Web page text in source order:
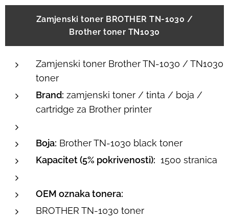
Zamjenski toner BROTHER TN-1030 /
Brother toner TN1030
Zamjenski toner Brother TN-1030 / TN1030
toner
Brand: zamjenski toner / tinta / boja /
cartridge za Brother printer
Boja: Brother TN-1030 black toner
Kapacitet (5% pokrivenosti): 1500 stranica
OEM oznaka tonera:
BROTHER TN-1030 toner